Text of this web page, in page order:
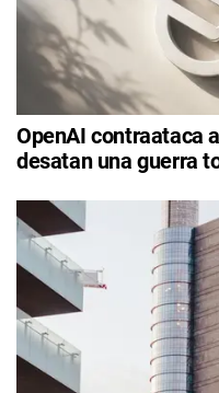
OpenAI contraataca
desatan una guerra